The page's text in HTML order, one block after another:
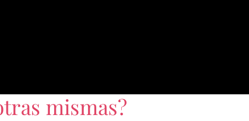
mismas?